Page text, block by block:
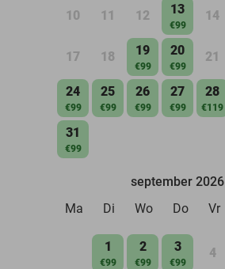
10 11 12 13
€99
14
17 18 19
€99
20
€99
21
24
€99
25
€99
26
€99
27
€99
28
€119
31
€99
september 2026
Ma
Di Wo Do Vr
1
€99
2
€99
3
€99
4